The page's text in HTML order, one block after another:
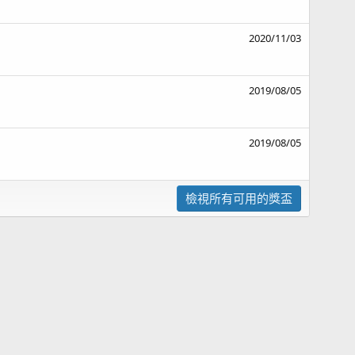
2020/11/03
2019/08/05
2019/08/05
檢視所有可用的獎盃